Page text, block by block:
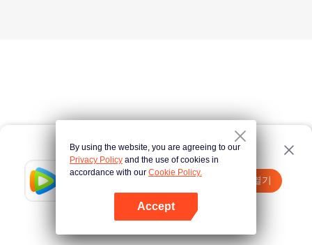
Tencent Video
앱 열기
여기 클릭 다시 시도
By using the website, you are agreeing to our
Privacy Policy and the use of cookies in
accordance with our Cookie Policy.
Accept